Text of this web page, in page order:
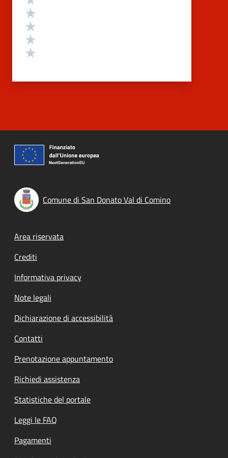
Comune di San Donato Val di Comino
Footer menu
Area riservata
Crediti
Informativa privacy
Note legali
Dichiarazione di accessibilità
Contatti
Prenotazione appuntamento
Richiedi assistenza
Statistiche del portale
Leggi le FAQ
Pagamenti